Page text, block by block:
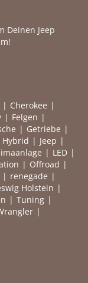
Deinen Jeep
Cherokee
Felgen
Getriebe
Hybrid
Jeep
LED
Offroad
renegade
Holstein
Tuning